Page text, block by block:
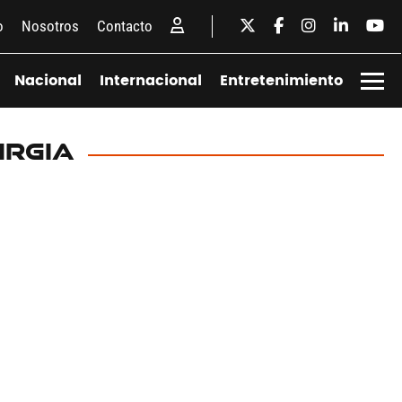
Nosotros Contacto
Nacional Internacional Entretenimiento